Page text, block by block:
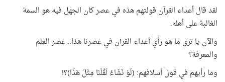
لقد قال أعداء القرآن قولتهم هذه في عصر كان الجهل فيه هو السمة
الغالبة على أهله.
والآن يا ترى ما هو رأي أعداء القرآن في عصرنا هذا.. عصر العلم
والمعرفة؟
وما رأيهم في قول أسلافهم: (لَوْ نَشَاءُ لَقُلْنَا مِثْلَ هَذَا)؟!